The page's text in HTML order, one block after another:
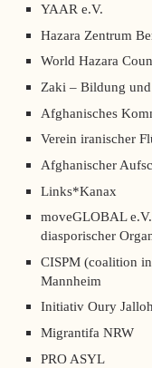
YAAR e.V.
Hazara Zentrum
World Hazara
Zaki – Bildung
Afghanisches
Verein iranischer
Afghanischer
Links*Kanax
moveGLOBAL
diasporischer
CISPM (coalition
Mannheim
Initiativ Oury
Migrantifa NRW
PRO ASYL